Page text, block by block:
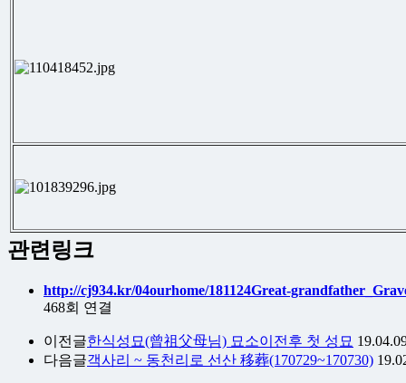
관련링크
http://cj934.kr/04ourhome/181124Great-
468회 연결
이전글한식성묘(曾祖父母님) 묘소이전후 첫 성묘
다음글객사리 ~ 동천리로 선산 移葬(170729~170730)